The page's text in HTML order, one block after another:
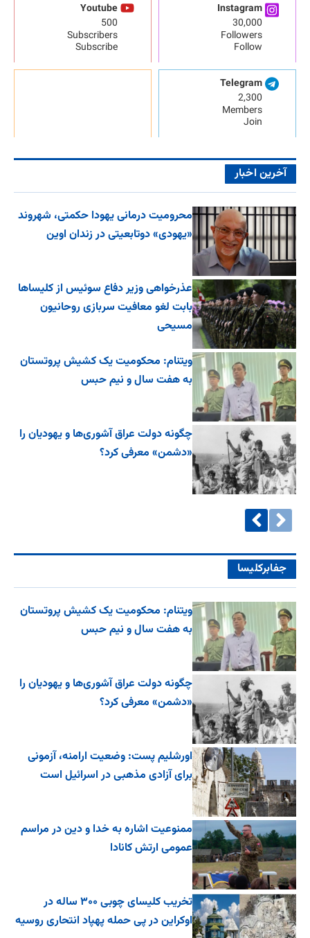
Instagram
30,000
Followers
Follow
Youtube
500
Subscribers
Subscribe
Telegram
2,300
Members
Join
آخرین اخبار
محرومیت درمانی یهودا حکمتی، شهروند
«یهودی» دوتابعیتی در زندان اوین
عذرخواهی وزیر دفاع سوئیس از کلیساها
بابت لغو معافیت سربازی روحانیون
مسیحی
ویتنام: محکومیت یک کشیش پروتستان
به هفت سال و نیم حبس
چگونه دولت عراق آشوری‌ها و یهودیان را
«دشمن» معرفی کرد؟
جفا‌بر‌کلیسا
ویتنام: محکومیت یک کشیش پروتستان
به هفت سال و نیم حبس
چگونه دولت عراق آشوری‌ها و یهودیان را
«دشمن» معرفی کرد؟
اورشلیم پست: وضعیت ارامنه، آزمونی
برای آزادی مذهبی در اسرائیل است
ممنوعیت اشاره به خدا و دین در مراسم
عمومی ارتش کانادا
تخریب کلیسای چوبی ۳۰۰ ساله در
اوکراین در پی حمله پهپاد انتحاری روسیه